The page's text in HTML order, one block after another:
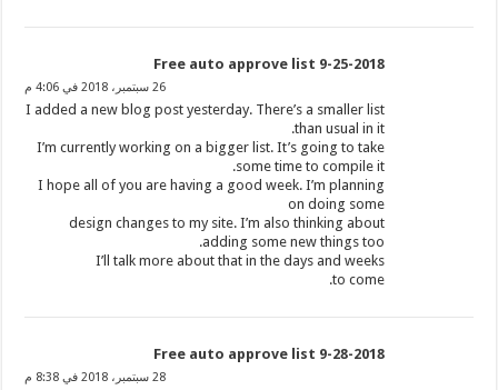
Free auto approve list 9-25-2018
26 سبتمبر، 2018 في 4:06 م
I added a new blog post yesterday. There’s a smaller list
than usual in it.
I’m currently working on a bigger list. It’s going to take
some time to compile it.
I hope all of you are having a good week. I’m planning
on doing some
design changes to my site. I’m also thinking about
adding some new things too.
I’ll talk more about that in the days and weeks
to come.
Free auto approve list 9-28-2018
28 سبتمبر، 2018 في 8:38 م